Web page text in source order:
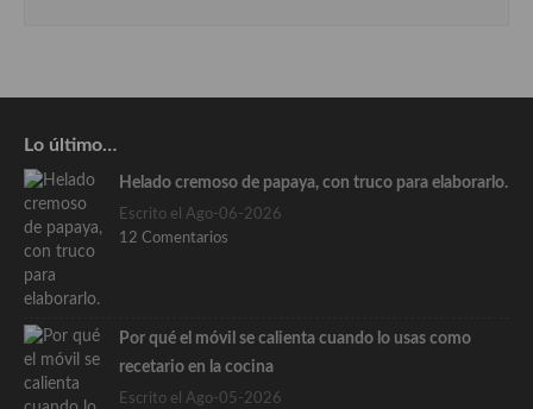
Lo último…
Helado cremoso de papaya, con truco para elaborarlo.
Escrito el Ago-06-2026
12 Comentarios
Por qué el móvil se calienta cuando lo usas como
recetario en la cocina
Escrito el Ago-05-2026